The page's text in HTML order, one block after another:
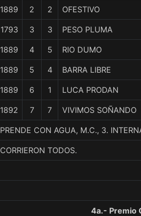
1889 2 2 OFESTIVO
1793 3 3 PESO PLUMA
1889 4 5 RIO DUMO
1889 5 4 BARRA LIBRE
1889 6 1 LUCA PRODAN
1892 7 7 VIVIMOS SOÑANDO
PRENDE CON AGUA, M.C., 3.
CORRIERON TODOS.
4a.- Premio